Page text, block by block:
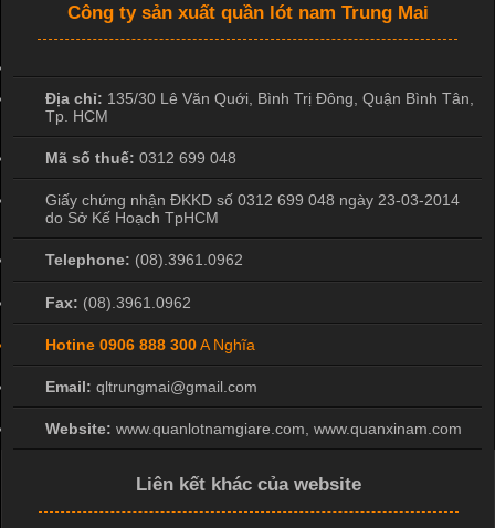
Công ty sản xuất quần lót nam Trung Mai
Địa chỉ: 135/30 Lê Văn Quới, Bình Trị Đông Quận Bình Tân
Tp. HCM
Mã số thuế: 0312 699 048
Giấy chứng nhận ĐKKD số 0312 699 048 ngày 23-03-2014
do Sở Kế Hoạch TpHCM
Telephone: (08).3961.0962
Fax: (08).3961.0962
Hotine 0906 888 300A Nghĩa
Email: qltrungmai@gmail.com
Website: www.quanlotnamgiare.com, www.quanxinam.com
Liên kết khác của website